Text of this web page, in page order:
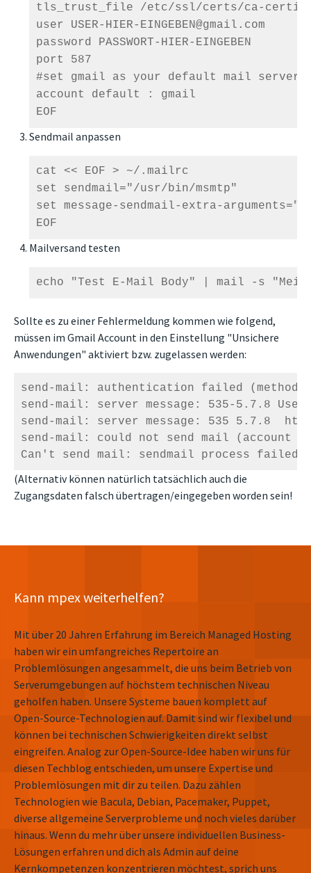
tls_trust_file /etc/ssl/certs/ca-
user USER-HIER-EINGEBEN@gmail.com
password PASSWORT-HIER-EINGEBEN
port 587
#set gmail as your default mail server.
account default : gmail
Sendmail anpassen
cat << EOF > ~/.mailrc
set sendmail="/usr/bin/msmtp"
set message-sendmail-extra-
EOF
Mailversand testen
echo "Test E-Mail Body" | mail -s "Mein
Sollte es zu einer Fehlermeldung kommen wie folgend,
müssen im Gmail Account in den Einstellung "Unsichere
Anwendungen" aktiviert bzw. zugelassen werden:
send-mail: authentication failed (method
send-mail: server message: 535-5.7.8
send-mail: server message: 535 5.7.8
send-mail: could not send mail (account
Can't send mail: sendmail process failed
(Alternativ können natürlich tatsächlich auch die
Zugangsdaten falsch übertragen/eingegeben worden sein!
Kann mpex weiterhelfen?
Mit über 20 Jahren Erfahrung im Bereich Managed Hosting
haben wir ein umfangreiches Repertoire an
Problemlösungen angesammelt, die uns beim Betrieb von
Serverumgebungen auf höchstem technischen Niveau
geholfen haben. Unsere Systeme bauen komplett auf
Open-Source-Technologien auf. Damit sind wir flexibel und
können bei technischen Schwierigkeiten direkt selbst
eingreifen. Analog zur Open-Source-Idee haben wir uns für
diesen Techblog entschieden, um unsere Expertise und
Problemlösungen mit dir zu teilen. Dazu zählen
Technologien wie Bacula, Debian, Pacemaker, Puppet,
diverse allgemeine Serverprobleme und noch vieles darüber
hinaus. Wenn du mehr über unsere individuellen Business-
Lösungen erfahren und dich als Admin auf deine
Kernkompetenzen konzentrieren möchtest, sprich uns